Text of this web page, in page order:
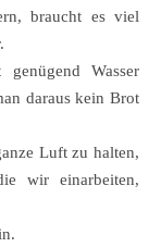
braucht es viel
Wasser
daraus kein Brot
Luft zu halten,
wir einarbeiten,